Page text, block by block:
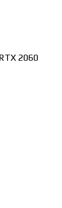
2060